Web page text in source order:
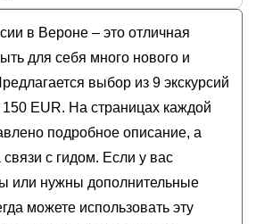
— в мини-группе
с первого шага
— в Верону
дыхании (в мини-группе)
дамой ордена тамплиеров
150 EUR
в Вероне – это отличная
для себя много нового и
выбор из 9 экскурсий
EUR. На страницах каждой
подробное описание, а
с гидом. Если у вас
или нужны дополнительные
можете использовать эту